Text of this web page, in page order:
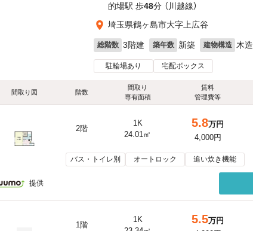
的場駅 歩48分 （川越線）
埼玉県鶴ヶ島市大字上広谷
総階数 3階建 築年数 新築 建物構造 木造
駐輪場あり 宅配ボックス
間取り図 階数
間取り
専有面積
賃料
管理費等
2階
1K
24.01㎡
5.8万円
4,000円
バス・トイレ別 オートロック 追い炊き機能
提供
1階
1K
5.5万円